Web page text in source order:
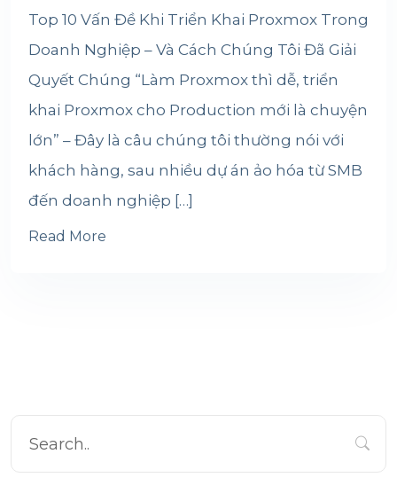
Top 10 Vấn Đề Khi Triển Khai Proxmox Trong
Doanh Nghiệp – Và Cách Chúng Tôi Đã Giải
Quyết Chúng “Làm Proxmox thì dễ, triển
khai Proxmox cho Production mới là chuyện
lớn” – Đây là câu chúng tôi thường nói với
khách hàng, sau nhiều dự án ảo hóa từ SMB
đến doanh nghiệp […]
Read More